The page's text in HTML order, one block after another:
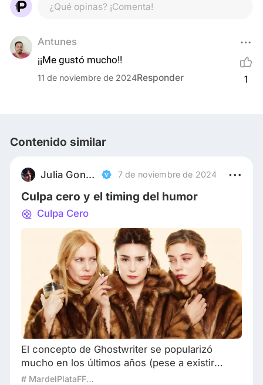
¿Qué opinas? ¡Comenta!
Antunes
¡¡Me gustó mucho!!
11 de noviembre de 2024Responder 1
Contenido similar
Julia González Dubkin 7 de noviembre de 2024
Culpa cero y el timing del humor
Culpa Cero
El concepto de Ghostwriter se popularizó
mucho en los últimos años (pese a existir
desde tiempos inmemorables) y se refiere,
# MardelPlataFF2024